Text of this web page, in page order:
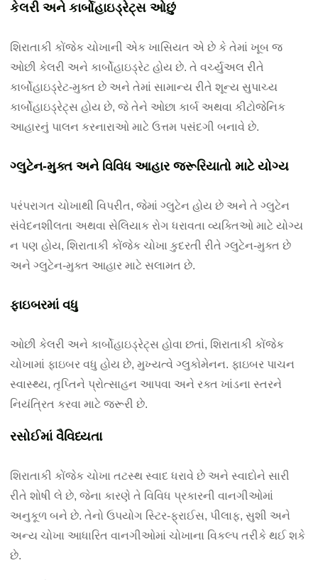
કેલરી અને કાર્બોહાઇડ્રેટ્સ ઓછું
શિરાતાકી કોંજેક ચોખાની એક ખાસિયત એ છે કે તેમાં ખૂબ જ
ઓછી કેલરી અને કાર્બોહાઇડ્રેટ હોય છે. તે વર્ચ્યુઅલ રીતે
કાર્બોહાઇડ્રેટ-મુક્ત છે અને તેમાં સામાન્ય રીતે શૂન્ય સુપાચ્ય
કાર્બોહાઇડ્રેટ્સ હોય છે, જે તેને ઓછા કાર્બ અથવા કીટોજેનિક
આહારનું પાલન કરનારાઓ માટે ઉત્તમ પસંદગી બનાવે છે.
ગ્લુટેન-મુક્ત અને વિવિધ આહાર જરૂરિયાતો માટે યોગ્ય
પરંપરાગત ચોખાથી વિપરીત, જેમાં ગ્લુટેન હોય છે અને તે ગ્લુટેન
સંવેદનશીલતા અથવા સેલિયાક રોગ ધરાવતા વ્યક્તિઓ માટે યોગ્ય
ન પણ હોય, શિરાતાકી કોંજેક ચોખા કુદરતી રીતે ગ્લુટેન-મુક્ત છે
અને ગ્લુટેન-મુક્ત આહાર માટે સલામત છે.
ફાઇબરમાં વધુ
ઓછી કેલરી અને કાર્બોહાઇડ્રેટ્સ હોવા છતાં, શિરાતાકી કોંજેક
ચોખામાં ફાઇબર વધુ હોય છે, મુખ્યત્વે ગ્લુકોમેનન. ફાઇબર પાચન
સ્વાસ્થ્ય, તૃપ્તિને પ્રોત્સાહન આપવા અને રક્ત ખાંડના સ્તરને
નિયંત્રિત કરવા માટે જરૂરી છે.
રસોઈમાં વૈવિધ્યતા
શિરાતાકી કોંજેક ચોખા તટસ્થ સ્વાદ ધરાવે છે અને સ્વાદોને સારી
રીતે શોષી લે છે, જેના કારણે તે વિવિધ પ્રકારની વાનગીઓમાં
અનુકૂળ બને છે. તેનો ઉપયોગ સ્ટિર-ફ્રાઈસ, પીલાફ, સુશી અને
અન્ય ચોખા આધારિત વાનગીઓમાં ચોખાના વિકલ્પ તરીકે થઈ શકે
છે.